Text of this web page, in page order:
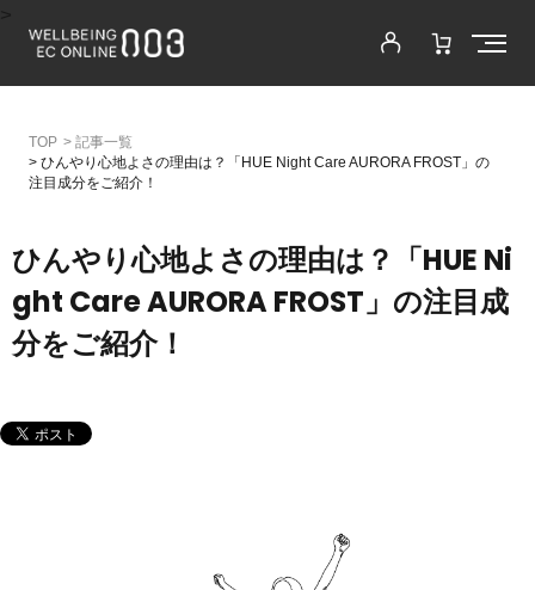
> 記事一覧
> ひんやり心地よさの理由は？「HUE Night Care AURORA FROST」の
注目成分をご紹介！
ひんやり心地よさの理由は？「HUE Ni
ght Care AURORA FROST」の注目成
分をご紹介！